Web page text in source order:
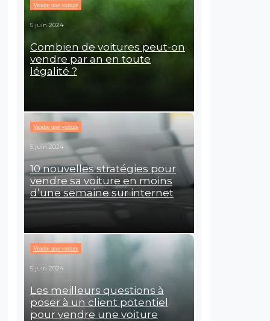
Vendre une voiture
5 juin 2024
Combien de voitures peut-on
vendre par an en toute
légalité ?
Vendre une voiture
5 juin 2024
10 nouvelles stratégies pour
vendre sa voiture en moins
d’une semaine sur internet
Vendre une voiture
5 juin 2024
Les meilleurs questions à
poser à un client potentiel
pour vendre une voiture